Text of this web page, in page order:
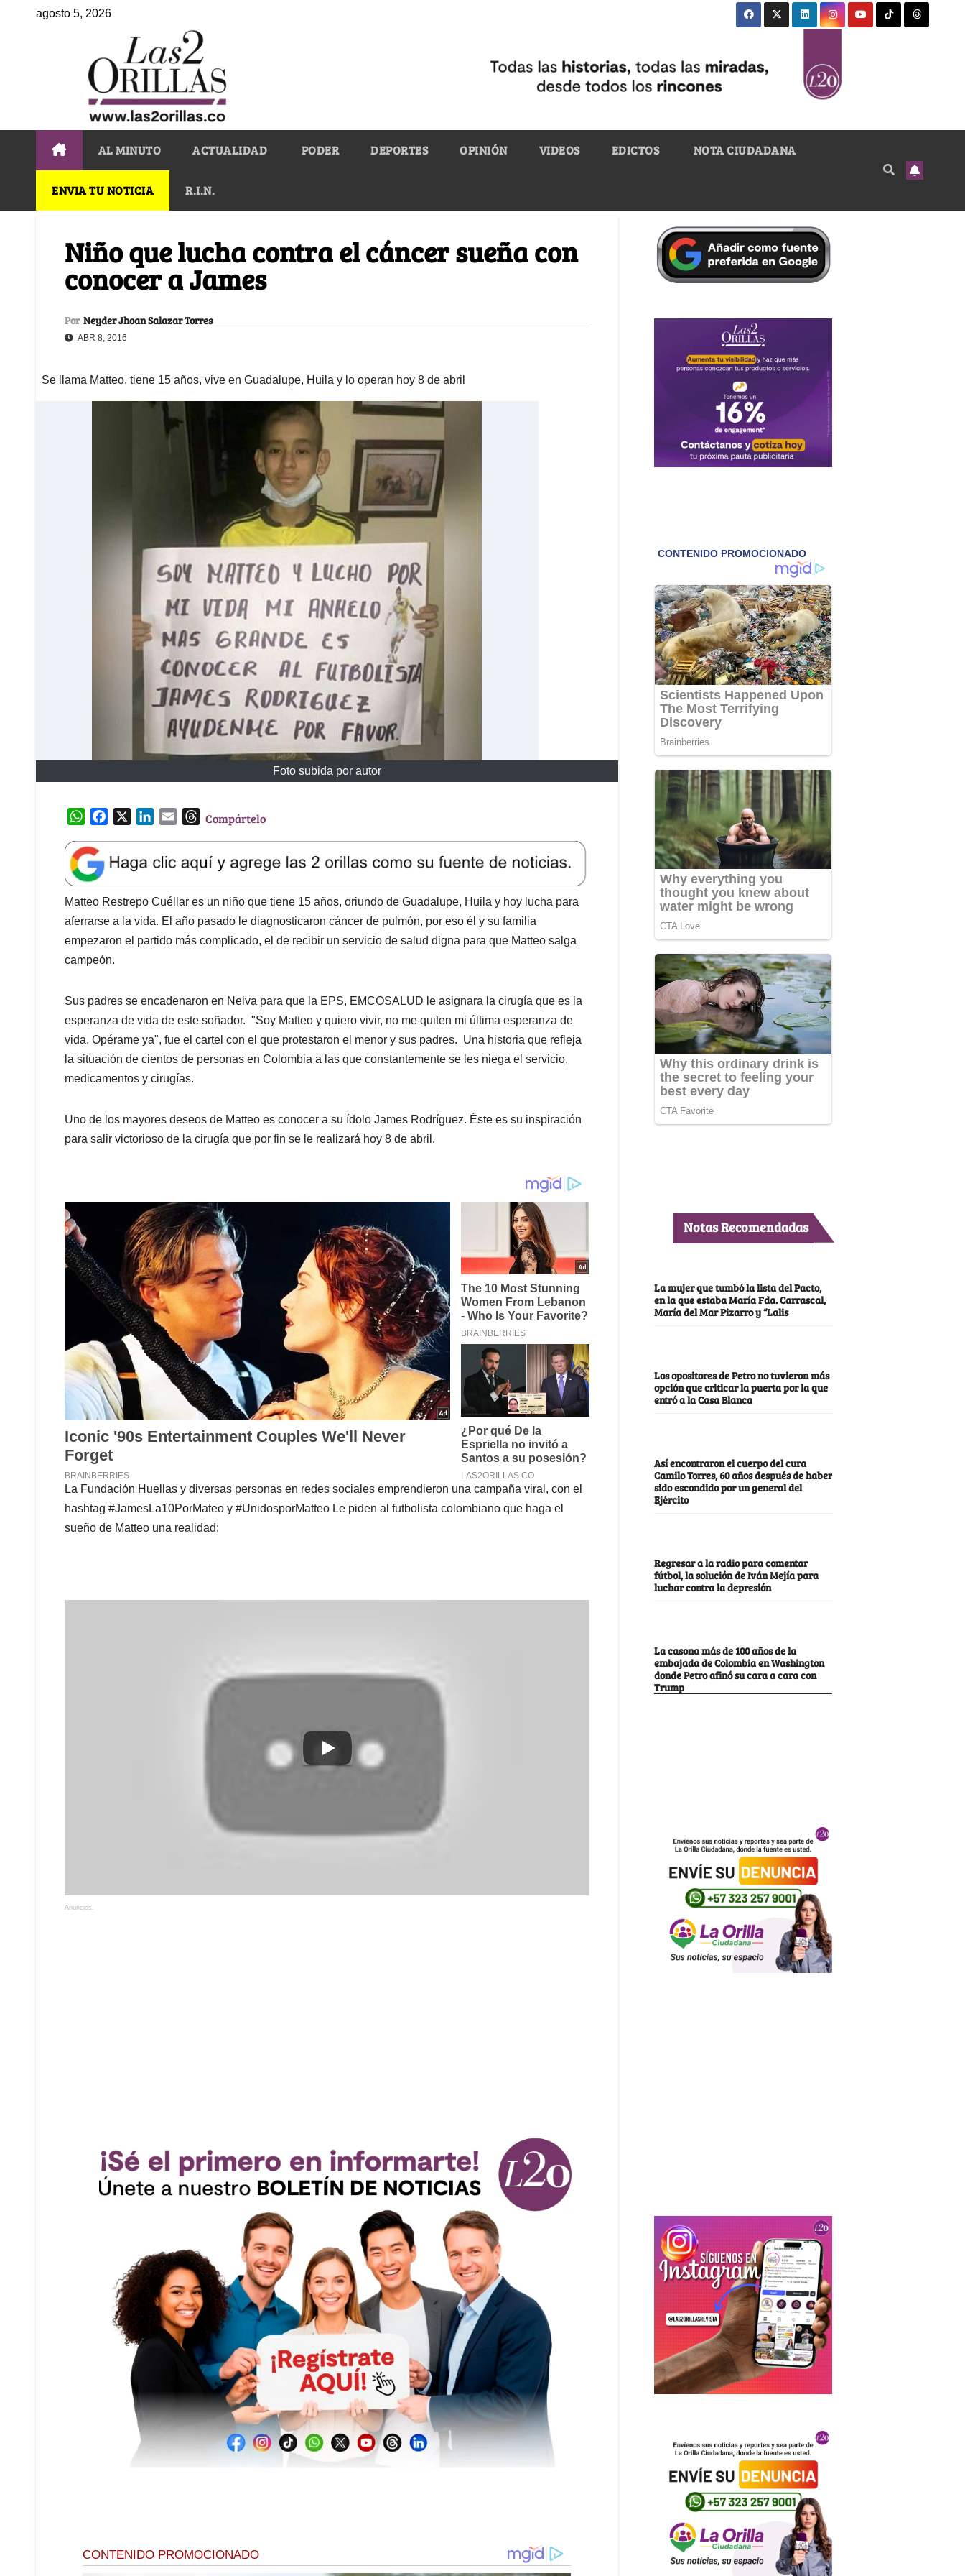
agosto 5, 2026
AL MINUTO ACTUALIDAD PODER DEPORTES OPINIÓN VIDEOS EDICTOS NOTA CIUDADANA
ENVIA TU NOTICIA R.I.N.
Niño que lucha contra el cáncer sueña con
conocer a James
Por Neyder Jhoan Salazar Torres
ABR 8, 2016
Se llama Matteo, tiene 15 años, vive en Guadalupe, Huila y lo operan hoy 8 de abril
Foto subida por autor
W
a
t
s
A
p
p
e
b
o
o
k
k
e
d
I
n
l
T
e
a
d
s
Compártelo
Matteo Restrepo Cuéllar es un niño que tiene 15 años, oriundo de Guadalupe, Huila y hoy lucha para
aferrarse a la vida. El año pasado le diagnosticaron cáncer de pulmón, por eso él y su familia
empezaron el partido más complicado, el de recibir un servicio de salud digna para que Matteo salga
campeón.
Sus padres se encadenaron en Neiva para que la EPS, EMCOSALUD le asignara la cirugía que es la
esperanza de vida de este soñador. "Soy Matteo y quiero vivir, no me quiten mi última esperanza de
vida. Opérame ya", fue el cartel con el que protestaron el menor y sus padres. Una historia que refleja
la situación de cientos de personas en Colombia a las que constantemente se les niega el servicio,
medicamentos y cirugías.
Uno de los mayores deseos de Matteo es conocer a su ídolo James Rodríguez. Éste es su inspiración
para salir victorioso de la cirugía que por fin se le realizará hoy 8 de abril.
La Fundación Huellas y diversas personas en redes sociales emprendieron una campaña viral, con el
hashtag #JamesLa10PorMateo y #‎UnidosporMatteo‬ Le piden al futbolista colombiano que haga el
sueño de Matteo una realidad:
Anuncios.
Notas Recomendadas
La mujer que tumbó la lista del Pacto,
en la que estaba María Fda. Carrascal,
María del Mar Pizarro y “Lalis
Los opositores de Petro no tuvieron más
opción que criticar la puerta por la que
entró a la Casa Blanca
Así encontraron el cuerpo del cura
Camilo Torres, 60 años después de haber
sido escondido por un general del
Ejército
Regresar a la radio para comentar
fútbol, la solución de Iván Mejía para
luchar contra la depresión
La casona más de 100 años de la
embajada de Colombia en Washington
donde Petro afinó su cara a cara con
Trump